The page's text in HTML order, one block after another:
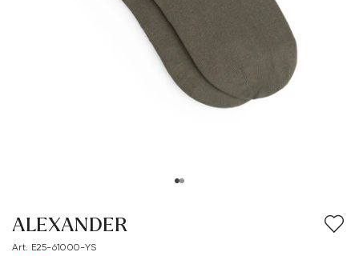
ALEXANDER
Art. E25-61000-YS